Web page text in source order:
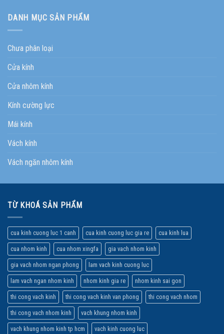
DANH MỤC SẢN PHẨM
Chưa phân loại
Cửa kính
Cửa nhôm kính
Kính cường lực
Mái kính
Vách kính
Vách ngăn nhôm kính
TỪ KHOÁ SẢN PHẨM
cua kinh cuong luc 1 canh cua kinh cuong luc gia re cua kinh lua
cua nhom kinh cua nhom xingfa gia vach nhom kinh
gia vach nhom ngan phong lam vach kinh cuong luc
lam vach ngan nhom kinh nhom kinh gia re nhom kinh sai gon
thi cong vach kinh thi cong vach kinh van phong thi cong vach nhom
thi cong vach nhom kinh vach khung nhom kinh
vach khung nhom kinh tp hcm vach kinh cuong luc